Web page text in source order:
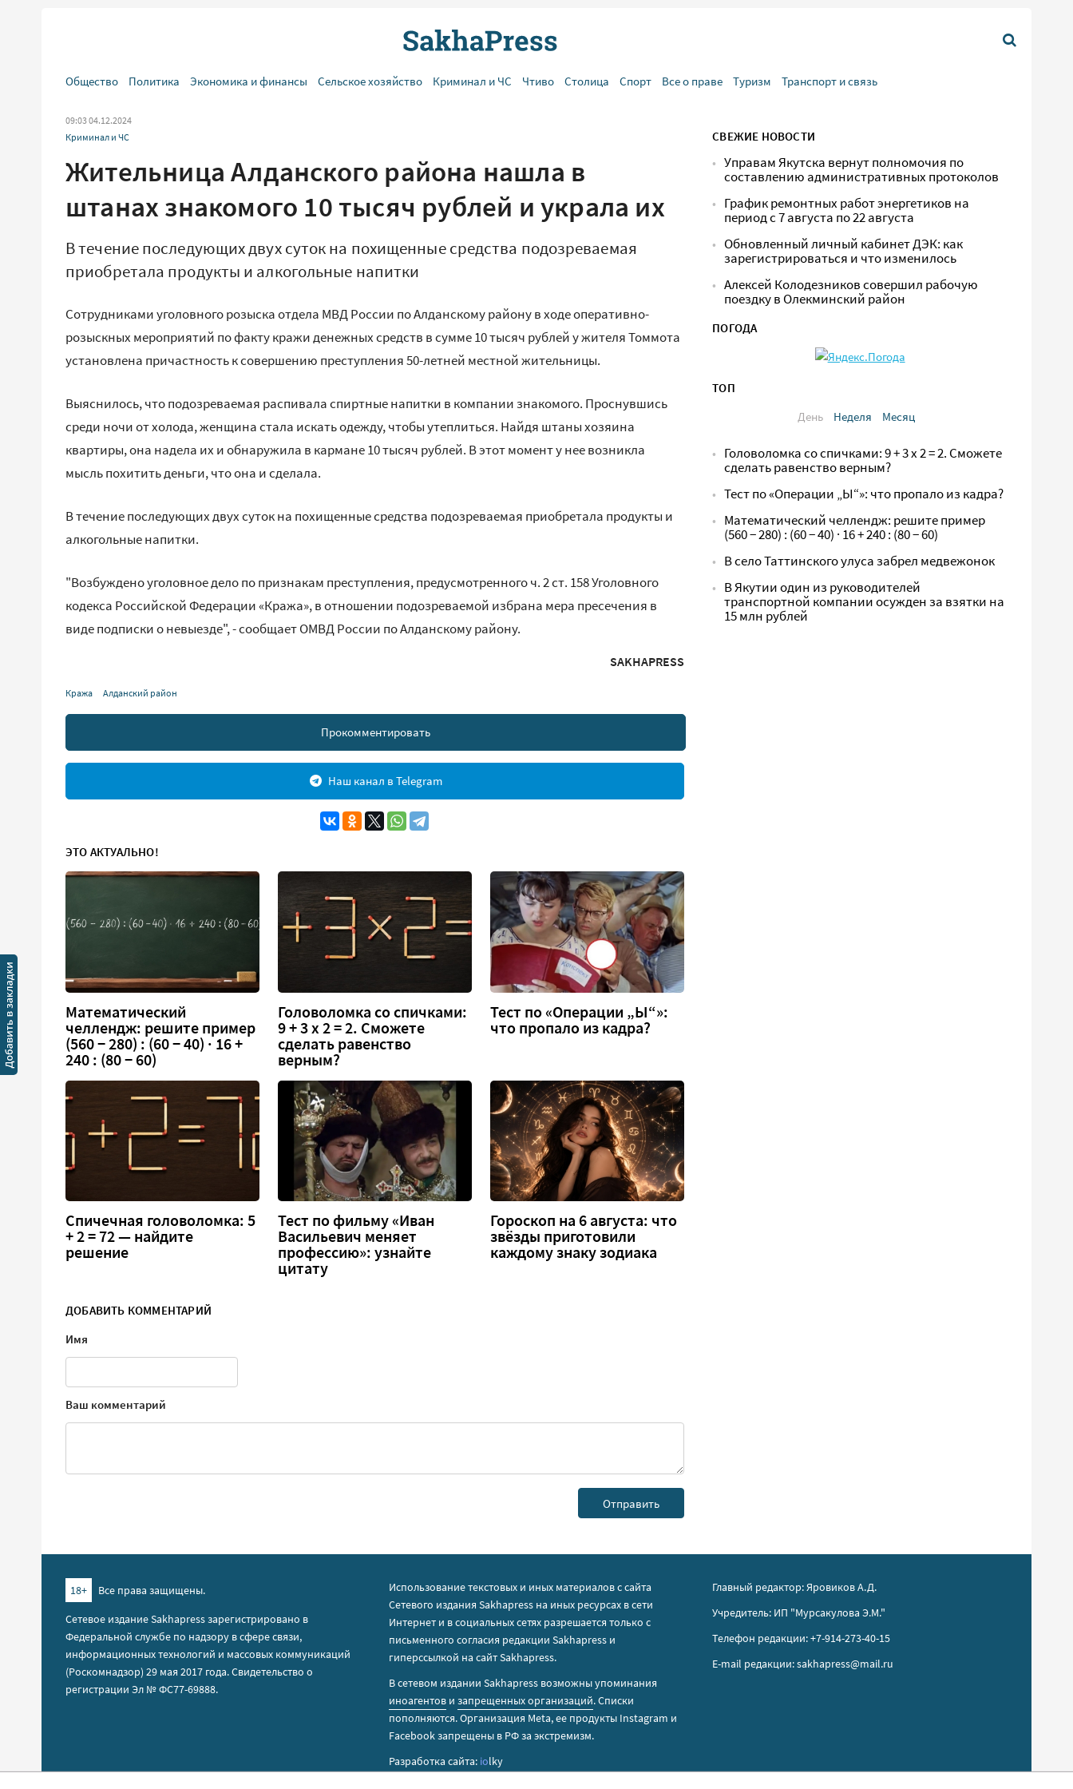
Общество Политика Экономика и финансы Сельское хозяйство Криминал и ЧС Чтиво Столица Спорт Все о праве Туризм Транспорт и связь
09:03 04.12.2024
Криминал и ЧС
Жительница Алданского района нашла в
штанах знакомого 10 тысяч рублей и украла их
В течение последующих двух суток на похищенные средства подозреваемая
приобретала продукты и алкогольные напитки
Сотрудниками уголовного розыска отдела МВД России по Алданскому району в ходе оперативно-
розыскных мероприятий по факту кражи денежных средств в сумме 10 тысяч рублей у жителя Томмота
установлена причастность к совершению преступления 50-летней местной жительницы.
Выяснилось, что подозреваемая распивала спиртные напитки в компании знакомого. Проснувшись
среди ночи от холода, женщина стала искать одежду, чтобы утеплиться. Найдя штаны хозяина
квартиры, она надела их и обнаружила в кармане 10 тысяч рублей. В этот момент у нее возникла
мысль похитить деньги, что она и сделала.
В течение последующих двух суток на похищенные средства подозреваемая приобретала продукты и
алкогольные напитки.
"Возбуждено уголовное дело по признакам преступления, предусмотренного ч. 2 ст. 158 Уголовного
кодекса Российской Федерации «Кража», в отношении подозреваемой избрана мера пресечения в
виде подписки о невыезде", - сообщает ОМВД России по Алданскому району.
SAKHAPRESS
Кража Алданский район
Прокомментировать
Наш канал в Telegram
ЭТО АКТУАЛЬНО!
Математический
челлендж: решите пример
(560 − 280) : (60 − 40) · 16 +
240 : (80 − 60)
Головоломка со спичками:
9 + 3 х 2 = 2. Сможете
сделать равенство
верным?
Тест по «Операции „Ы“»:
что пропало из кадра?
Спичечная головоломка: 5
+ 2 = 72 — найдите
решение
Тест по фильму «Иван
Васильевич меняет
профессию»: узнайте
цитату
Гороскоп на 6 августа: что
звёзды приготовили
каждому знаку зодиака
ДОБАВИТЬ КОММЕНТАРИЙ
Имя
Ваш комментарий
СВЕЖИЕ НОВОСТИ
Управам Якутска вернут полномочия по
составлению административных протоколов
График ремонтных работ энергетиков на
период с 7 августа по 22 августа
Обновленный личный кабинет ДЭК: как
зарегистрироваться и что изменилось
Алексей Колодезников совершил рабочую
поездку в Олекминский район
ПОГОДА
ТОП
День
Неделя Месяц
Головоломка со спичками: 9 + 3 х 2 = 2. Сможете
сделать равенство верным?
Тест по «Операции „Ы“»: что пропало из кадра?
Математический челлендж: решите пример
(560 − 280) : (60 − 40) · 16 + 240 : (80 − 60)
В село Таттинского улуса забрел медвежонок
В Якутии один из руководителей
транспортной компании осужден за взятки на
15 млн рублей
18+
Все права защищены.
Сетевое издание Sakhapress зарегистрировано в
Федеральной службе по надзору в сфере связи,
информационных технологий и массовых коммуникаций
(Роскомнадзор) 29 мая 2017 года. Свидетельство о
регистрации Эл № ФС77-69888.
Использование текстовых и иных материалов с сайта
Сетевого издания Sakhapress на иных ресурсах в сети
Интернет и в социальных сетях разрешается только с
письменного согласия редакции Sakhapress и
гиперссылкой на сайт Sakhapress.
В сетевом издании Sakhapress возможны упоминания
иноагентов изапрещенных организаций. Списки
пополняются. Организация Metа, ее продукты Instagram и
Facebook запрещены в РФ за экстремизм.
Разработка сайта: iolky
Главный редактор: Яровиков А.Д.
Учредитель: ИП "Мурсакулова Э.М."
Телефон редакции: +7-914-273-40-15
E-mail редакции: sakhapress@mail.ru